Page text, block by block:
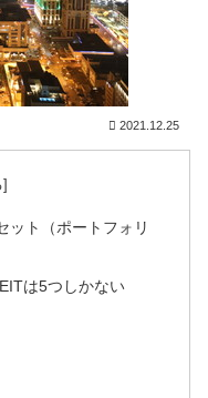
2021.12.25
ット（ポートフォリ
は5つしかない